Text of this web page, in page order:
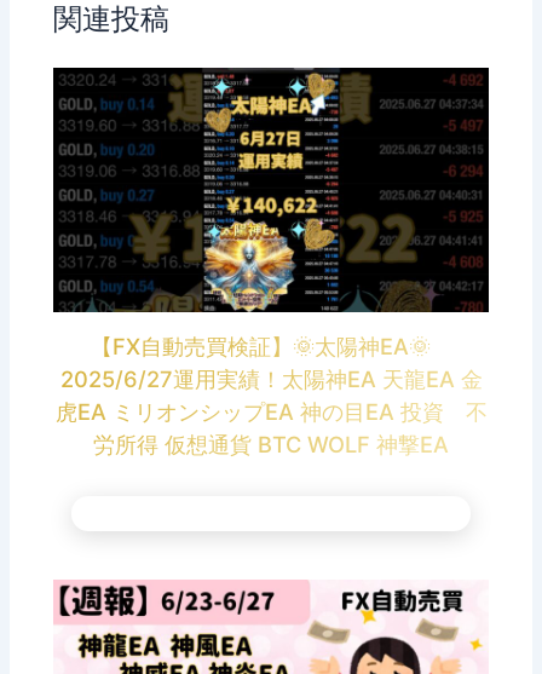
関連投稿
【FX自動売買検証】🌞太陽神EA🌞
2025/6/27運用実績！太陽神EA 天龍EA 金
虎EA ミリオンシップEA 神の目EA 投資 不
労所得 仮想通貨 BTC WOLF 神撃EA